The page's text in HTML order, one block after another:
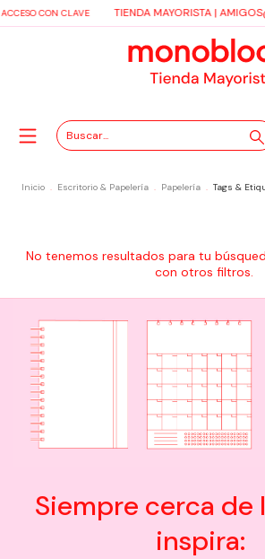
ACCESO CON CLAVE TIENDA MAYORISTA |
Inicio . Escritorio & Papelería . Papelería . Tags &
No tenemos resultados para tu
con otros filtros.
Siempre cerca de
inspira: